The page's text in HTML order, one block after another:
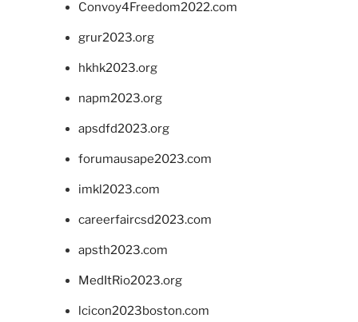
Convoy4Freedom2022.com
grur2023.org
hkhk2023.org
napm2023.org
apsdfd2023.org
forumausape2023.com
imkl2023.com
careerfaircsd2023.com
apsth2023.com
MedItRio2023.org
lcicon2023boston.com